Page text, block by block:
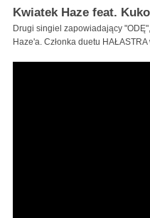
Kwiatek Haze feat.
Drugi singiel zapowiadający
Haze'a. Członka duetu